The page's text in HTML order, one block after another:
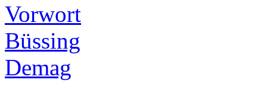
Vorwort
Büssing
Demag